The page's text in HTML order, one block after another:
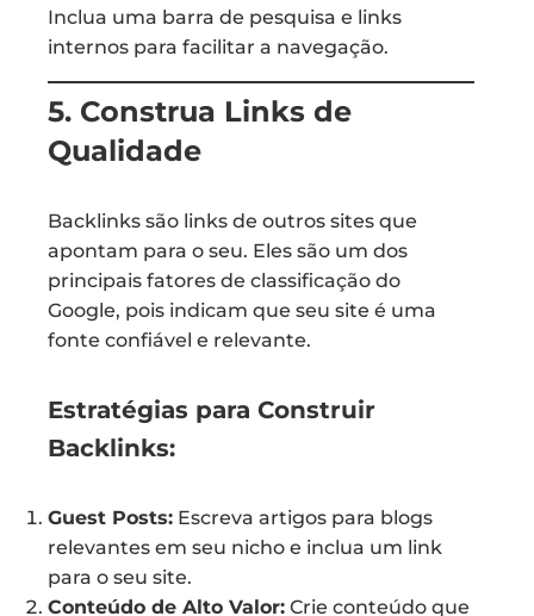
Inclua uma barra de pesquisa e links
internos para facilitar a navegação.
5. Construa Links de
Qualidade
Backlinks são links de outros sites que
apontam para o seu. Eles são um dos
principais fatores de classificação do
Google, pois indicam que seu site é uma
fonte confiável e relevante.
Estratégias para Construir
Backlinks:
Guest Posts: Escreva artigos para blogs
relevantes em seu nicho e inclua um link
para o seu site.
Conteúdo de Alto Valor: Crie conteúdo que